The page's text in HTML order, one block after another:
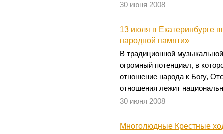
30 июня 2008
13 июля в Екатеринбурге
народной памяти»
В традиционной
огромный потенциал, в
отношение народа к Богу,
отношения лежит
30 июня 2008
Многолюдные Крестные